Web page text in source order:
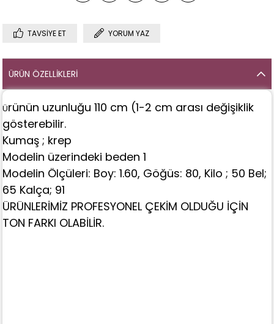
TAVSIYE ET YORUM YAZ
ÜRÜN ÖZELLIKLERI
Ürünün uzunluğu 110 cm (1-2 cm arası değişiklik
gösterebilir.
Kumaş ; krep
Modelin üzerindeki beden 1
Modelin Ölçüleri: Boy: 1.60, Göğüs: 80, Kilo ; 50 Bel;
65 Kalça; 91
ÜRÜNLERİMİZ PROFESYONEL ÇEKİM OLDUĞU İÇİN
TON FARKI OLABİLİR.